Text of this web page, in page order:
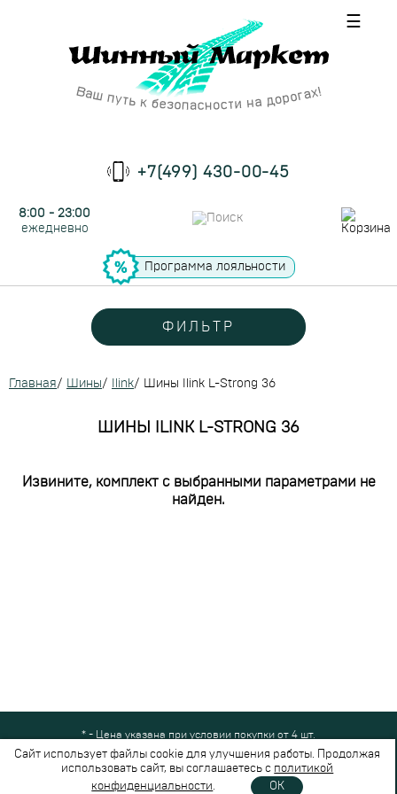
☰
+7(499) 430-00-45
8:00 - 23:00
ежедневно
Программа лояльности
ФИЛЬТР
Главная/ Шины/ Ilink/ Шины Ilink L-Strong 36
ШИНЫ ILINK L-STRONG 36
Извините, комплект с выбранными параметрами не
найден.
* - Цена указана при условии покупки от 4 шт.
Все права защищены © 2024-2026,Шинный Маркет(ООО "Безопасные
шины")
Вся представленная на сайте информация носит справочный характер и не
Сайт использует файлы cookie для улучшения работы. Продолжая
использовать сайт, вы соглашаетесь с политикой
конфиденциальности. OK